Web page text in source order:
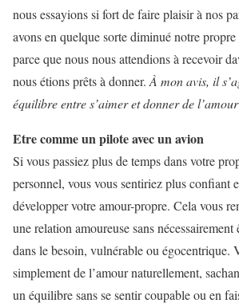
nous essayions si fort de faire plaisir à nos
avons en quelque sorte diminué notre
parce que nous nous attendions à recevoir
nous étions prêts à donner. À mon avis, il
équilibre entre s’aimer et donner de
Etre comme un pilote avec un avion
Si vous passiez plus de temps dans votre
personnel, vous vous sentiriez plus confiant
développer votre amour-propre. Cela vous
une relation amoureuse sans nécessairement
dans le besoin, vulnérable ou égocentrique.
simplement de l’amour naturellement,
un équilibre sans se sentir coupable ou en